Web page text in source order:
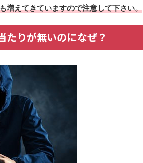
増えてきていますので注意して下さい。
りが無いのになぜ？